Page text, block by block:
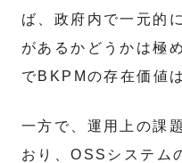
ば、政府内で一元的
があるかどうかは極
でBKPMの存在価値
一方で、運用上の課
おり、OSSシステム